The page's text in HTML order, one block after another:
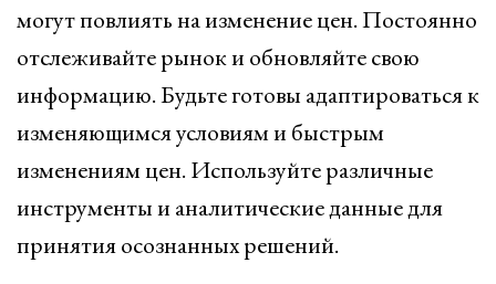
могут повлиять на изменение цен. Постоянно
отслеживайте рынок и обновляйте свою
информацию. Будьте готовы адаптироваться к
изменяющимся условиям и быстрым
изменениям цен. Используйте различные
инструменты и аналитические данные для
принятия осознанных решений.